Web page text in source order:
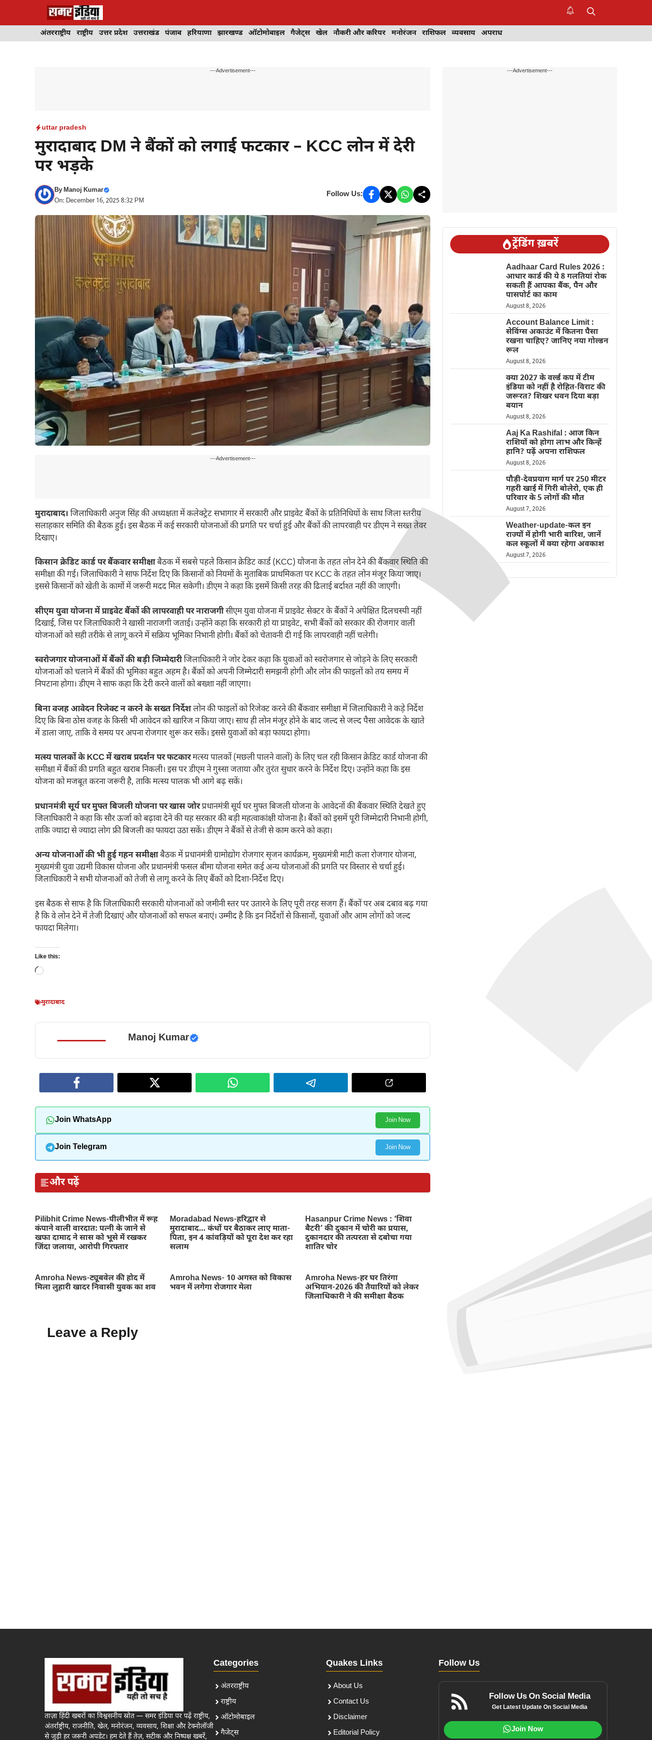
अंतरराष्ट्रीय राष्ट्रीय उत्तर प्रदेश उत्तराखंड पंजाब हरियाणा झारखण्ड ऑटोमोबाइल गैजेट्स खेल नौकरी और करियर मनोरंजन राशिफल व्यवसाय अपराध
---Advertisement---
uttar pradesh
मुरादाबाद DM ने बैंकों को लगाई फटकार – KCC लोन में देरी
पर भड़के
ByManoj Kumar
On: December 16, 2025 8:32 PM
Follow Us:
---Advertisement---
मुरादाबाद। जिलाधिकारी अनुज सिंह की अध्यक्षता में कलेक्ट्रेट सभागार में सरकारी और प्राइवेट बैंकों के प्रतिनिधियों के साथ जिला स्तरीय
सलाहकार समिति की बैठक हुई। इस बैठक में कई सरकारी योजनाओं की प्रगति पर चर्चा हुई और बैंकों की लापरवाही पर डीएम ने सख्त तेवर
दिखाए।
किसान क्रेडिट कार्ड पर बैंकवार समीक्षाबैठक में सबसे पहले किसान क्रेडिट कार्ड (KCC) योजना के तहत लोन देने की बैंकवार स्थिति की
समीक्षा की गई। जिलाधिकारी ने साफ निर्देश दिए कि किसानों को नियमों के मुताबिक प्राथमिकता पर KCC के तहत लोन मंजूर किया जाए।
इससे किसानों को खेती के कामों में जरूरी मदद मिल सकेगी। डीएम ने कहा कि इसमें किसी तरह की ढिलाई बर्दाश्त नहीं की जाएगी।
सीएम युवा योजना में प्राइवेट बैंकों की लापरवाही पर नाराजगीसीएम युवा योजना में प्राइवेट सेक्टर के बैंकों ने अपेक्षित दिलचस्पी नहीं
दिखाई, जिस पर जिलाधिकारी ने खासी नाराजगी जताई। उन्होंने कहा कि सरकारी हो या प्राइवेट, सभी बैंकों को सरकार की रोजगार वाली
योजनाओं को सही तरीके से लागू करने में सक्रिय भूमिका निभानी होगी। बैंकों को चेतावनी दी गई कि लापरवाही नहीं चलेगी।
स्वरोजगार योजनाओं में बैंकों की बड़ी जिम्मेदारीजिलाधिकारी ने जोर देकर कहा कि युवाओं को स्वरोजगार से जोड़ने के लिए सरकारी
योजनाओं को चलाने में बैंकों की भूमिका बहुत अहम है। बैंकों को अपनी जिम्मेदारी समझनी होगी और लोन की फाइलों को तय समय में
निपटाना होगा। डीएम ने साफ कहा कि देरी करने वालों को बख्शा नहीं जाएगा।
बिना वजह आवेदन रिजेक्ट न करने के सख्त निर्देशलोन की फाइलों को रिजेक्ट करने की बैंकवार समीक्षा में जिलाधिकारी ने कड़े निर्देश
दिए कि बिना ठोस वजह के किसी भी आवेदन को खारिज न किया जाए। साथ ही लोन मंजूर होने के बाद जल्द से जल्द पैसा आवेदक के खाते
में डाला जाए, ताकि वे समय पर अपना रोजगार शुरू कर सकें। इससे युवाओं को बड़ा फायदा होगा।
मत्स्य पालकों के KCC में खराब प्रदर्शन पर फटकारमत्स्य पालकों (मछली पालने वालों) के लिए चल रही किसान क्रेडिट कार्ड योजना की
समीक्षा में बैंकों की प्रगति बहुत खराब निकली। इस पर डीएम ने गुस्सा जताया और तुरंत सुधार करने के निर्देश दिए। उन्होंने कहा कि इस
योजना को मजबूत करना जरूरी है, ताकि मत्स्य पालक भी आगे बढ़ सकें।
प्रधानमंत्री सूर्य घर मुफ्त बिजली योजना पर खास जोरप्रधानमंत्री सूर्य घर मुफ्त बिजली योजना के आवेदनों की बैंकवार स्थिति देखते हुए
जिलाधिकारी ने कहा कि सौर ऊर्जा को बढ़ावा देने की यह सरकार की बड़ी महत्वाकांक्षी योजना है। बैंकों को इसमें पूरी जिम्मेदारी निभानी होगी,
ताकि ज्यादा से ज्यादा लोग फ्री बिजली का फायदा उठा सकें। डीएम ने बैंकों से तेजी से काम करने को कहा।
अन्य योजनाओं की भी हुई गहन समीक्षाबैठक में प्रधानमंत्री ग्रामोद्योग रोजगार सृजन कार्यक्रम, मुख्यमंत्री माटी कला रोजगार योजना,
मुख्यमंत्री युवा उद्यमी विकास योजना और प्रधानमंत्री फसल बीमा योजना समेत कई अन्य योजनाओं की प्रगति पर विस्तार से चर्चा हुई।
जिलाधिकारी ने सभी योजनाओं को तेजी से लागू करने के लिए बैंकों को दिशा-निर्देश दिए।
इस बैठक से साफ है कि जिलाधिकारी सरकारी योजनाओं को जमीनी स्तर पर उतारने के लिए पूरी तरह सजग हैं। बैंकों पर अब दबाव बढ़ गया
है कि वे लोन देने में तेजी दिखाएं और योजनाओं को सफल बनाएं। उम्मीद है कि इन निर्देशों से किसानों, युवाओं और आम लोगों को जल्द
फायदा मिलेगा।
Like this:
Loading…
मुरादाबाद
Manoj Kumar
Join WhatsApp Join Now
Join Telegram Join Now
और पढ़ें
Pilibhit Crime News-पीलीभीत में रूह
कंपाने वाली वारदात: पत्नी के जाने से
खफा दामाद ने सास को भूसे में रखकर
जिंदा जलाया, आरोपी गिरफ्तार
Moradabad News-हरिद्वार से
मुरादाबाद… कंधों पर बैठाकर लाए माता-
पिता, इन 4 कांवड़ियों को पूरा देश कर रहा
सलाम
Hasanpur Crime News : ‘शिवा
बैटरी’ की दुकान में चोरी का प्रयास,
दुकानदार की तत्परता से दबोचा गया
शातिर चोर
Amroha News-ट्यूबवेल की होद में
मिला लुहारी खादर निवासी युवक का शव
Amroha News- 10 अगस्त को विकास
भवन में लगेगा रोजगार मेला
Amroha News-हर घर तिरंगा
अभियान-2026 की तैयारियों को लेकर
जिलाधिकारी ने की समीक्षा बैठक
Leave a Reply
---Advertisement---
ट्रेंडिंग ख़बरें
Aadhaar Card Rules 2026 :
आधार कार्ड की ये 8 गलतियां रोक
सकती हैं आपका बैंक, पैन और
पासपोर्ट का काम
August 8, 2026
Account Balance Limit :
सेविंग्स अकाउंट में कितना पैसा
रखना चाहिए? जानिए नया गोल्डन
रूल
August 8, 2026
क्या 2027 के वर्ल्ड कप में टीम
इंडिया को नहीं है रोहित-विराट की
जरूरत? शिखर धवन दिया बड़ा
बयान
August 8, 2026
Aaj Ka Rashifal : आज किन
राशियों को होगा लाभ और किन्हें
हानि? पढ़ें अपना राशिफल
August 8, 2026
पौड़ी-देवप्रयाग मार्ग पर 250 मीटर
गहरी खाई में गिरी बोलेरो, एक ही
परिवार के 5 लोगों की मौत
August 7, 2026
Weather-update-कल इन
राज्यों में होगी भारी बारिश, जानें
कल स्कूलों में क्या रहेगा अवकाश
August 7, 2026
ताज़ा हिंदी खबरों का विश्वसनीय स्रोत — समर इंडिया पर पढ़ें राष्ट्रीय,
अंतर्राष्ट्रीय, राजनीति, खेल, मनोरंजन, व्यवसाय, शिक्षा और टेक्नोलॉजी
से जुड़ी हर जरूरी अपडेट। हम देते हैं तेज़, सटीक और निष्पक्ष खबरें,
Categories
अंतरराष्ट्रीय
राष्ट्रीय
ऑटोमोबाइल
गैजेट्स
Quakes Links
About Us
Contact Us
Disclaimer
Editorial Policy
Follow Us
Follow Us On Social Media
Get Latest Update On Social Media
Join Now